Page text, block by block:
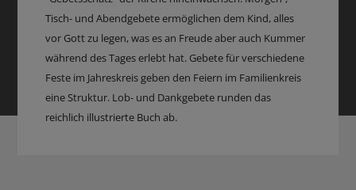
Tisch- und Abendgebete ermöglichen dem Kind, alles
vor Gott zu legen, was es an Freude aber auch Kummer
während des Tages erlebt hat. Gebete für verschiedene
Feste im Jahreskreis geben den Feiern im Familienkreis
eine Struktur. Lob- und Dankgebete runden das
reichlich illustrierte Buch ab.